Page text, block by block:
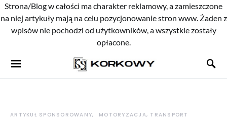
Strona/Blog w całości ma charakter reklamowy, a zamieszczone
na niej artykuły mają na celu pozycjonowanie stron www. Żaden z
wpisów nie pochodzi od użytkowników, a wszystkie zostały
opłacone.
ARTYKUŁ SPONSOROWANY MOTORYZACJA, TRANSPORT